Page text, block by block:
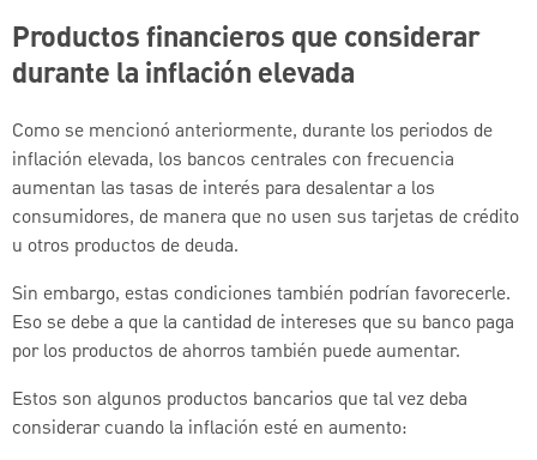
Productos financieros que considerar
durante la inflación elevada
Como se mencionó anteriormente, durante los periodos de
inflación elevada, los bancos centrales con frecuencia
aumentan las tasas de interés para desalentar a los
consumidores, de manera que no usen sus tarjetas de crédito
u otros productos de deuda.
Sin embargo, estas condiciones también podrían favorecerle.
Eso se debe a que la cantidad de intereses que su banco paga
por los productos de ahorros también puede aumentar.
Estos son algunos productos bancarios que tal vez deba
considerar cuando la inflación esté en aumento: